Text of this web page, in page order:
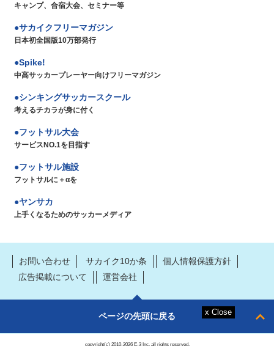
キャンプ、合宿大会、セミナー等
サカイクフリーマガジン
日本初全国版10万部発行
Spike!
中高サッカープレーヤー向けフリーマガジン
シンキングサッカースクール
考えるチカラが身に付く
フットサル大会
サービスNO.1を目指す
フットサル施設
フットサルに＋αを
ヤンサカ
上手くなるためのサッカーメディア
お問い合わせ サカイク10か条
個人情報保護方針
広告掲載について
運営会社
ページの先頭に戻る
copyright(c) 2010-2026 E-3 Inc. all rights reserved.